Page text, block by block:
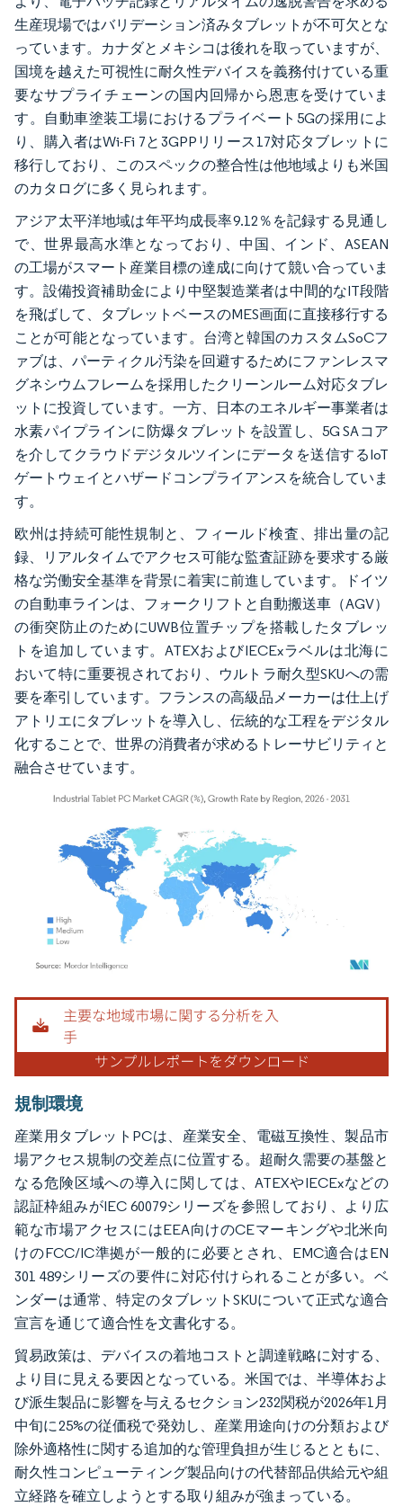
生産現場ではバリデーション済みタブレットが不可欠とな
っています。カナダとメキシコは後れを取っていますが、
国境を越えた可視性に耐久性デバイスを義務付けている重
要なサプライチェーンの国内回帰から恩恵を受けていま
す。自動車塗装工場におけるプライベート5Gの採用によ
り、購入者はWi-Fi 7と3GPPリリース17対応タブレットに
移行しており、このスペックの整合性は他地域よりも米国
のカタログに多く見られます。
アジア太平洋地域は年平均成長率9.12％を記録する見通し
で、世界最高水準となっており、中国、インド、ASEAN
の工場がスマート産業目標の達成に向けて競い合っていま
す。設備投資補助金により中堅製造業者は中間的なIT段階
を飛ばして、タブレットベースのMES画面に直接移行する
ことが可能となっています。台湾と韓国のカスタムSoCフ
ァブは、パーティクル汚染を回避するためにファンレスマ
グネシウムフレームを採用したクリーンルーム対応タブレ
ットに投資しています。一方、日本のエネルギー事業者は
水素パイプラインに防爆タブレットを設置し、5G SAコア
を介してクラウドデジタルツインにデータを送信するIoT
ゲートウェイとハザードコンプライアンスを統合していま
す。
欧州は持続可能性規制と、フィールド検査、排出量の記
録、リアルタイムでアクセス可能な監査証跡を要求する厳
格な労働安全基準を背景に着実に前進しています。ドイツ
の自動車ラインは、フォークリフトと自動搬送車（AGV）
の衝突防止のためにUWB位置チップを搭載したタブレッ
トを追加しています。ATEXおよびIECExラベルは北海に
おいて特に重要視されており、ウルトラ耐久型SKUへの需
要を牽引しています。フランスの高級品メーカーは仕上げ
アトリエにタブレットを導入し、伝統的な工程をデジタル
化することで、世界の消費者が求めるトレーサビリティと
融合させています。
画像 © Mordor Intelligence。再利用にはCC BY 4.0の表示が必要です。
規制環境
産業用タブレットPCは、産業安全、電磁互換性、製品市
場アクセス規制の交差点に位置する。超耐久需要の基盤と
なる危険区域への導入に関しては、ATEXやIECExなどの
認証枠組みがIEC 60079シリーズを参照しており、より広
範な市場アクセスにはEEA向けのCEマーキングや北米向
けのFCC/IC準拠が一般的に必要とされ、EMC適合はEN
301 489シリーズの要件に対応付けられることが多い。ベ
ンダーは通常、特定のタブレットSKUについて正式な適合
宣言を通じて適合性を文書化する。
貿易政策は、デバイスの着地コストと調達戦略に対する、
より目に見える要因となっている。米国では、半導体およ
び派生製品に影響を与えるセクション232関税が2026年1月
中旬に25%の従価税で発効し、産業用途向けの分類および
除外適格性に関する追加的な管理負担が生じるとともに、
耐久性コンピューティング製品向けの代替部品供給元や組
立経路を確立しようとする取り組みが強まっている。